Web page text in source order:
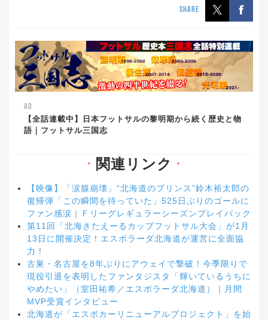
SHARE
AD
【全話連載中】日本フットサルの黎明期から続く歴史と物
語｜フットサル三国志
▼ 関連リンク ▼
【映像】「涙腺崩壊」“北海道のプリンス”鈴木裕太郎の
復帰弾「この瞬間を待っていた」525日ぶりのゴールに
ファン感涙｜Ｆリーグレギュラーシーズンプレイバック
第11回「北海きたえーるカップフットサル大会」が1月
13日に開催決定！エスポラーダ北海道が運営に全面協
力！
古巣・名古屋を8年ぶりにアウェイで撃破！今季限りで
現役引退を表明したファンタジスタ「輝いているうちに
やめたい」（室田祐希／エスポラーダ北海道）｜月間
MVP受賞インタビュー
北海道が「エスポカーリニューアルプロジェクト」を始